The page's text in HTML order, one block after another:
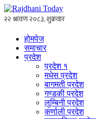
होमपेज
समाचार
प्रदेश
प्रदेश १
मधेस प्रदेश
बागमती प्रदेश
गण्डकी प्रदेश
लुम्बिनी प्रदेश
कर्णाली प्रदेश